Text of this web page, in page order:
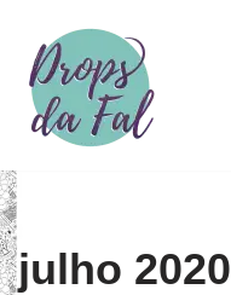
Pular
para
conteúdo
julho 2020